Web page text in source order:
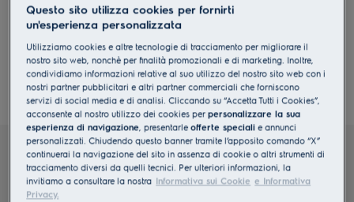
Scopri le nostre migliori tecnologie
Questo sito utilizza cookies per fornirti
un'esperienza personalizzata
Utilizziamo cookies e altre tecnologie di tracciamento per migliorare il
nostro sito web, nonchè per finalità promozionali e di marketing. Inoltre,
condividiamo informazioni relative al suo utilizzo del nostro sito web con i
nostri partner pubblicitari e altri partner commerciali che forniscono
servizi di social media e di analisi. Cliccando su “Accetta Tutti i Cookies”,
acconsente al nostro utilizzo dei cookies perpersonalizzare la sua
esperienza di navigazione , presentarleofferte speciali e annunci
personalizzati. Chiudendo questo banner tramite l’apposito comando “X”
continuerai la navigazione del sito in assenza di cookie o altri strumenti di
tracciamento diversi da quelli tecnici. Per ulteriori informazioni, la
invitiamo a consultare la nostra Informativa sui Cookie e Informativa
Privacy.